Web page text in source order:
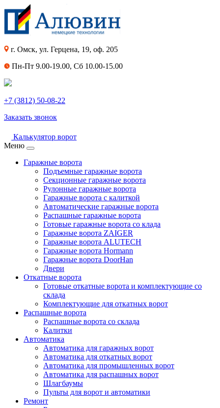
г. Омск, ул. Герцена, 19, оф. 205
Пн-Пт 9.00-19.00, Сб 10.00-15.00
+7 (3812) 50-08-22
Заказать звонок
Калькулятор ворот
Меню
Гаражные ворота
Подъемные гаражные ворота
Секционные гаражные ворота
Рулонные гаражные ворота
Гаражные ворота с калиткой
Автоматические гаражные ворота
Распашные гаражные ворота
Готовые гаражные ворота со клада
Гаражные ворота ZAIGER
Гаражные ворота ALUTECH
Гаражные ворота Hormann
Гаражные ворота DoorHan
Двери
Откатные ворота
Готовые откатные ворота и комплектующие со
склада
Комплектующие для откатных ворот
Распашные ворота
Распашные ворота со склада
Калитки
Автоматика
Автоматика для гаражных ворот
Автоматика для откатных ворот
Автоматика для промышленных ворот
Автоматика для распашных ворот
Шлагбаумы
Пульты для ворот и автоматики
Ремонт